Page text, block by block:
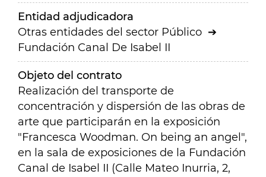
Entidad adjudicadora
Otras entidades del sector Público
Fundación Canal De Isabel II
Objeto del contrato
Realización del transporte de
concentración y dispersión de las obras de
arte que participarán en la exposición
"Francesca Woodman. On being an angel",
en la sala de exposiciones de la Fundación
Canal de Isabel II (Calle Mateo Inurria, 2,